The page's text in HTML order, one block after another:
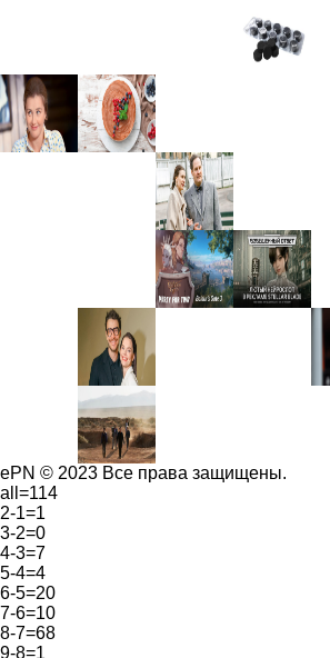
ePN © 2023 Все права защищены.
all=114
2-1=1
3-2=0
4-3=7
5-4=4
6-5=20
7-6=10
8-7=68
9-8=1